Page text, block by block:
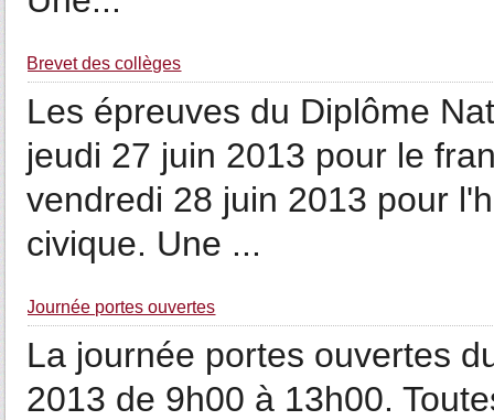
Brevet des collèges
Les épreuves du Diplôme
jeudi 27 juin 2013 pour le
vendredi 28 juin 2013 pour
civique. Une ...
Journée portes ouvertes
La journée portes ouvertes
2013 de 9h00 à 13h00.